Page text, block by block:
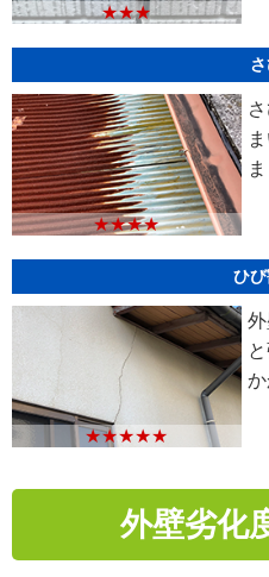
★★★
★★★★
ひ
★★★★★
か
外壁劣化